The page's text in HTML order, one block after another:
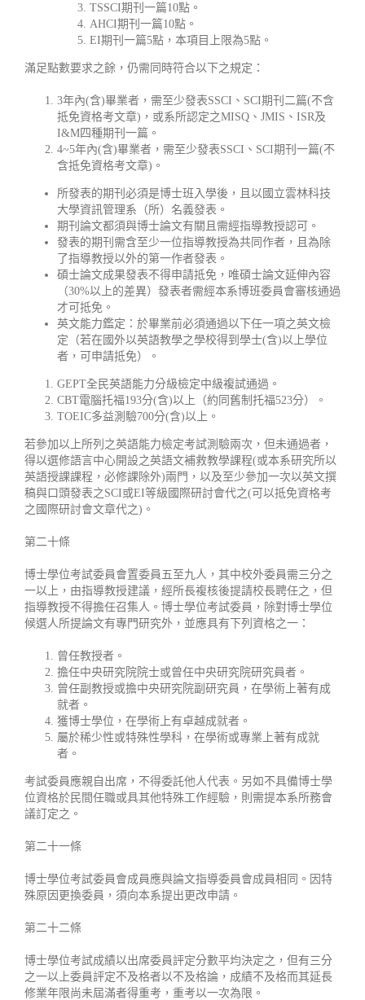
TSSCI期刊一篇10點。
AHCI期刊一篇10點。
EI期刊一篇5點，本項目上限為5點。
滿足點數要求之餘，仍需同時符合以下之規定：
3年內(含)畢業者，需至少發表SSCI、SCI期刊二篇(不含
抵免資格考文章)，或系所認定之MISQ、JMIS、ISR及
I&M四種期刊一篇。
4~5年內(含)畢業者，需至少發表SSCI、SCI期刊一篇(不
含抵免資格考文章)。
所發表的期刊必須是博士班入學後，且以國立雲林科技
大學資訊管理系（所）名義發表。
期刊論文都須與博士論文有關且需經指導教授認可。
發表的期刊需含至少一位指導教授為共同作者，且為除
了指導教授以外的第一作者發表。
碩士論文成果發表不得申請抵免，唯碩士論文延伸內容
（30%以上的差異）發表者需經本系博班委員會審核通過
才可抵免。
英文能力鑑定：於畢業前必須通過以下任一項之英文檢
定（若在國外以英語教學之學校得到學士(含)以上學位
者，可申請抵免）。
GEPT全民英語能力分級檢定中級複試通過。
CBT電腦托福193分(含)以上（約同舊制托福523分）。
TOEIC多益測驗700分(含)以上。
若參加以上所列之英語能力檢定考試測驗兩次，但未通過者，
得以選修語言中心開設之英語文補救教學課程(或本系研究所以
英語授課課程，必修課除外)兩門，以及至少參加一次以英文撰
稿與口頭發表之SCI或EI等級國際研討會代之(可以抵免資格考
之國際研討會文章代之)。
第二十條
博士學位考試委員會置委員五至九人，其中校外委員需三分之
一以上，由指導教授建議，經所長複核後提請校長聘任之，但
指導教授不得擔任召集人。博士學位考試委員，除對博士學位
候選人所提論文有專門研究外，並應具有下列資格之一：
曾任教授者。
擔任中央研究院院士或曾任中央研究院研究員者。
曾任副教授或擔中央研究院副研究員，在學術上著有成
就者。
獲博士學位，在學術上有卓越成就者。
屬於稀少性或特殊性學科，在學術或專業上著有成就
者。
考試委員應親自出席，不得委託他人代表。另如不具備博士學
位資格於民間任職或具其他特殊工作經驗，則需提本系所務會
議訂定之。
第二十一條
博士學位考試委員會成員應與論文指導委員會成員相同。因特
殊原因更換委員，須向本系提出更改申請。
第二十二條
博士學位考試成績以出席委員評定分數平均決定之，但有三分
之一以上委員評定不及格者以不及格論，成績不及格而其延長
修業年限尚未屆滿者得重考，重考以一次為限。